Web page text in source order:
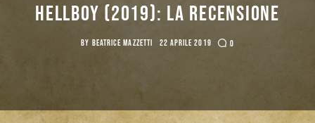
Games
Recensioni
Cercatori
Hellboy (2019): La Recensione
BY BEATRICE MAZZETTI 22 APRILE 2019 0